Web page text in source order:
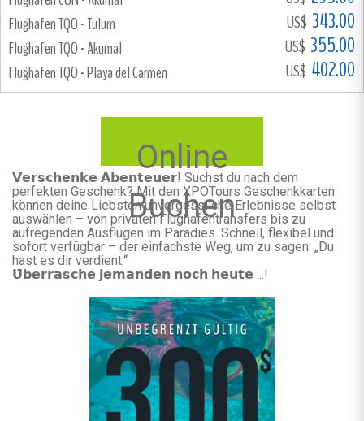
Flughafen TQO - Tulum US$ 343.00
Flughafen TQO - Akumal US$ 355.00
Flughafen TQO - Playa del Carmen US$ 402.00
Online
Buchen
𝗩𝗲𝗿𝘀𝗰𝗵𝗲𝗻𝗸𝗲 𝗔𝗯𝗲𝗻𝘁𝗲𝘂𝗲𝗿! Suchst du nach dem
perfekten Geschenk? Mit den XPOTours Geschenkkarten
können deine Liebsten unvergessliche Erlebnisse selbst
auswählen – von privaten Flughafentransfers bis zu
aufregenden Ausflügen im Paradies. Schnell, flexibel und
sofort verfügbar – der einfachste Weg, um zu sagen: „Du
hast es dir verdient.“
𝗨̈𝗯𝗲𝗿𝗿𝗮𝘀𝗰𝗵𝗲 𝗷𝗲𝗺𝗮𝗻𝗱𝗲𝗻 𝗻𝗼𝗰𝗵 𝗵𝗲𝘂𝘁𝗲 ...!